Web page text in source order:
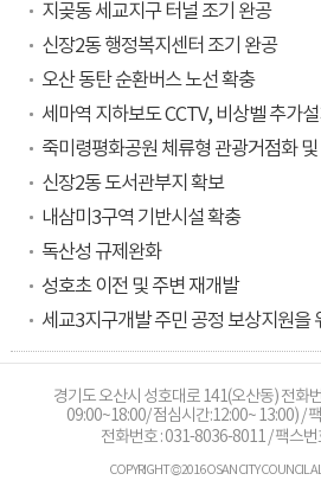
지곶동 세교지구 터널 조기 완공
신장2동 행정복지센터 조기 완공
오산 동탄 순환버스 노선 확충
세마역 지하보도 CCTV, 비상벨 추가설
죽미령평화공원 체류형 관광거점화
신장2동 도서관부지 확보
내삼미3구역 기반시설 확충
독산성 규제완화
성호초 이전 및 주변 재개발
세교3지구개발 주민 공정 보상지원을
경기도 오산시 성호대로 141(오산동) 전화
09:00~18:00/ 점심시간:12:00~ 13:00) /
전화번호 :031-8036-8011/ 팩스번
COPYRIGHT © 2016 OSAN CITY COUNCIL